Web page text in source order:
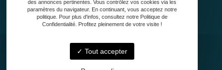
Création
Entretien de jardin
Contact
des annonces pertinentes. Vous contrôlez vos cookies via les
paramètres du navigateur. En continuant, vous acceptez notre
politique. Pour plus d'infos, consultez notre Politique de
Confidentialité. Profitez pleinement de votre visite !
Tout accepter